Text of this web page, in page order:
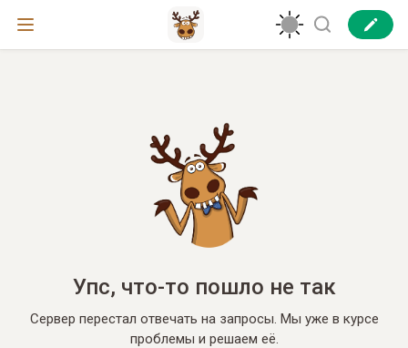
Упс, что-то пошло не так
Сервер перестал отвечать на запросы. Мы уже в курсе
проблемы и решаем её.